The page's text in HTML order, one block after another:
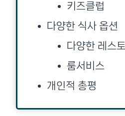
키즈클럽
다양한 식사 옵션
다양한 레스
룸서비스
개인적 총평